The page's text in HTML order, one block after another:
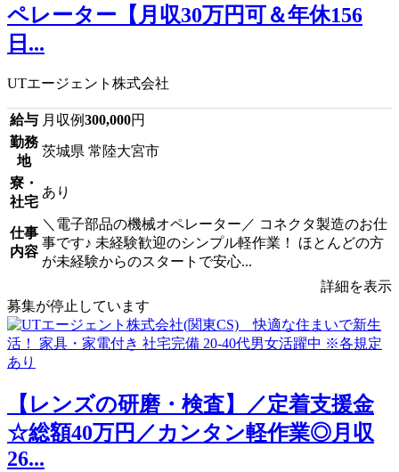
ペレーター【月収30万円可＆年休156
日...
UTエージェント株式会社
給与 月収例300,000円
勤務
地
茨城県 常陸大宮市
寮・
社宅
あり
仕事
内容
＼電子部品の機械オペレーター／ コネクタ製造のお仕
事です♪ 未経験歓迎のシンプル軽作業！ ほとんどの方
が未経験からのスタートで安心...
詳細を表示
募集が停止しています
【レンズの研磨・検査】／定着支援金
☆総額40万円／カンタン軽作業◎月収
26...